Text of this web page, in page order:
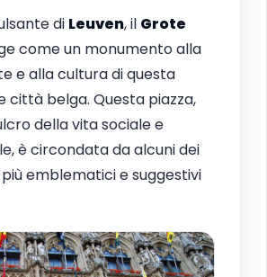
di Leuven, il Grote
come un monumento alla
e alla cultura di questa
città belga. Questa piazza,
della vita sociale e
è circondata da alcuni dei
emblematici e suggestivi